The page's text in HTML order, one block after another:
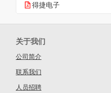
得捷电子
关于我们
公司简介
联系我们
人员招聘